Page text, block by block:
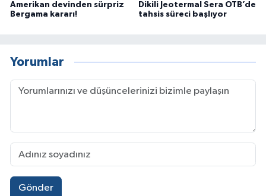
Amerikan devinden sürpriz
Bergama kararı!
Dikili Jeotermal Sera OTB’de
tahsis süreci başlıyor
Yorumlar
Gönder